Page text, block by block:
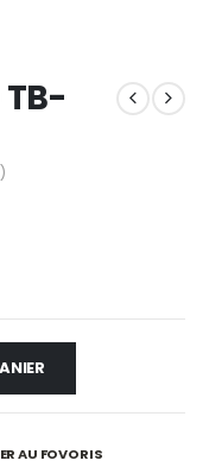
TB-
AU FOVORIS